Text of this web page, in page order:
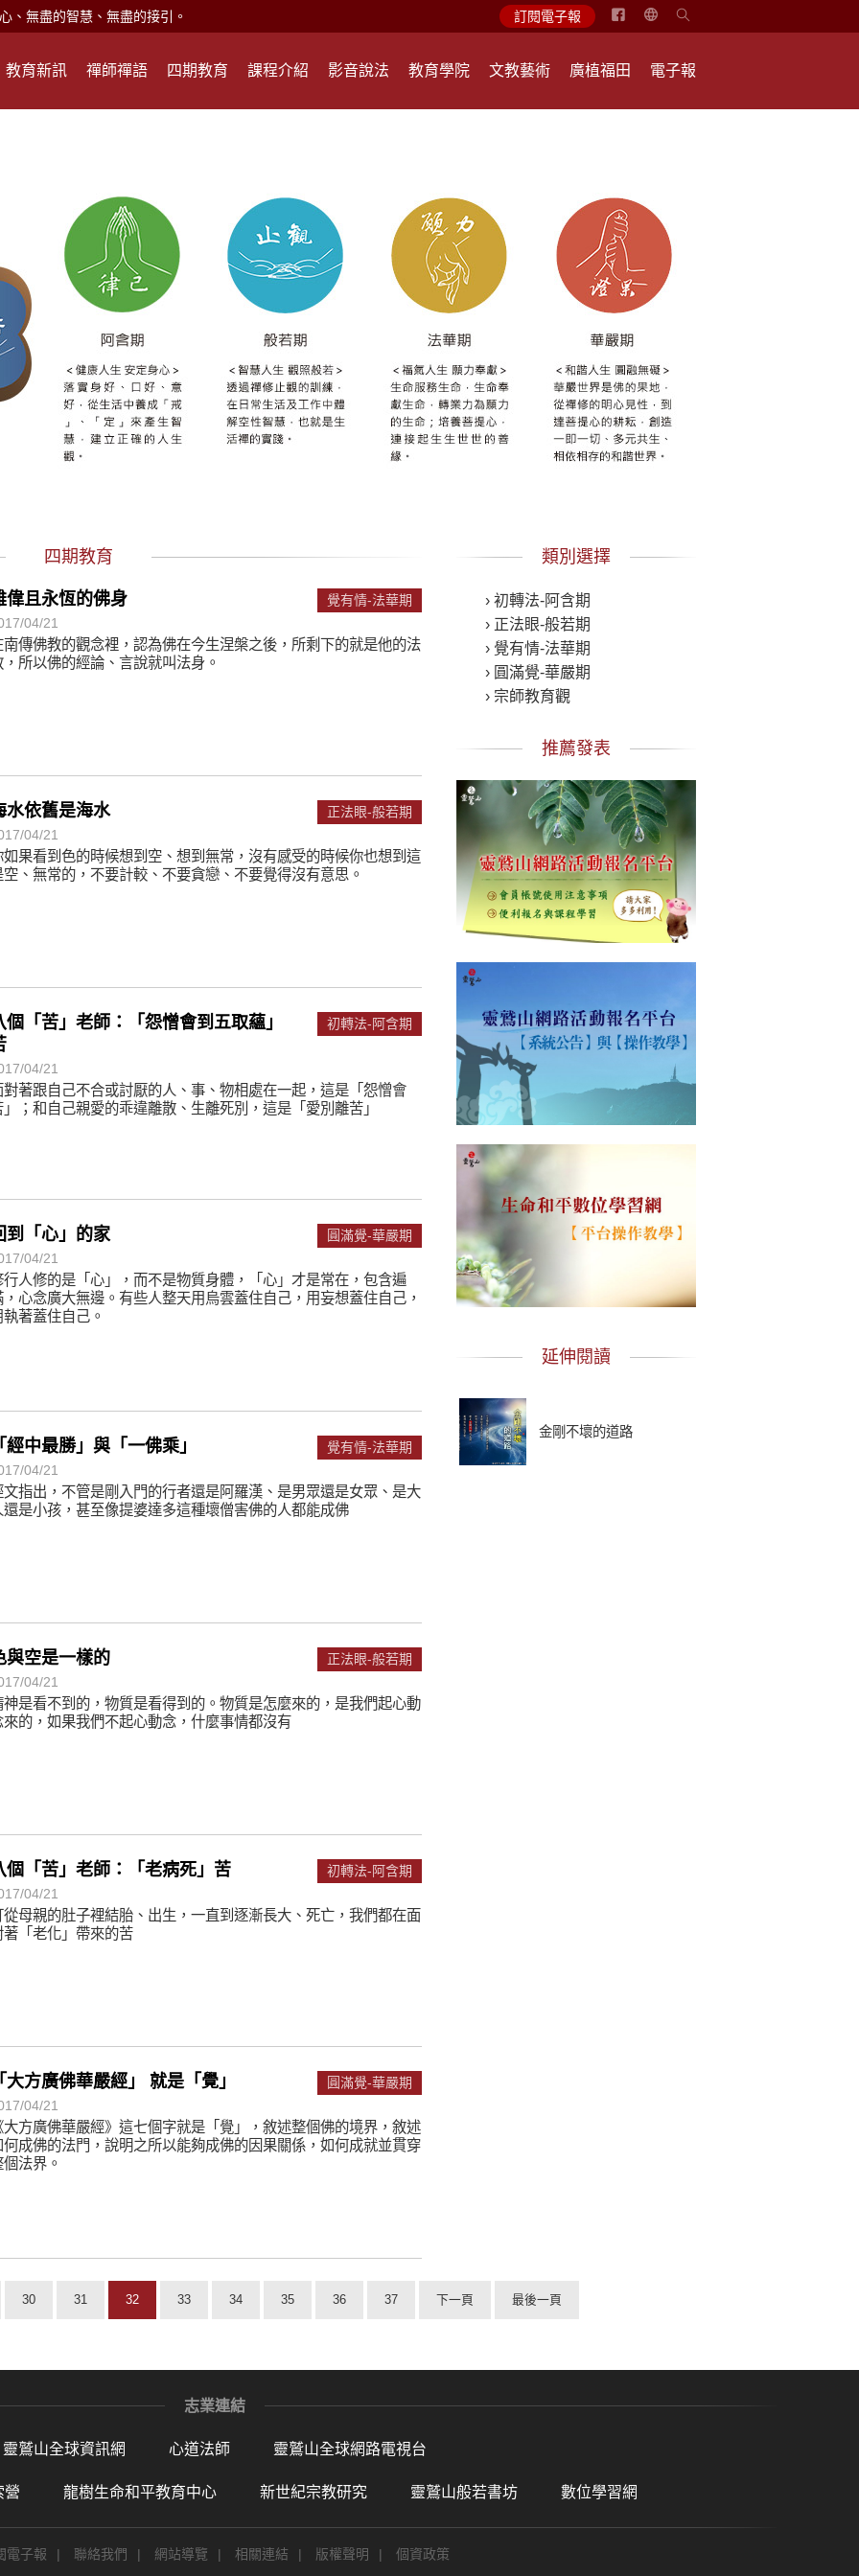
。
在？
，讓生命更寬廣。
、無盡的智慧、無盡的接引。
。
頭就開。
在？
，讓生命更寬廣。
訂閱電子報
简
中
教育新訊 禪師禪語 四期教育 課程介紹 影音說法 教育學院 文教藝術 廣植福田 電子報
四期教育
偉且永恆的佛身
04/21
南傳佛教的觀念裡，認為佛在今生涅槃之後，所剩下的就是他的法
，所以佛的經論、言說就叫法身。
覺有情-法華期
水依舊是海水
04/21
如果看到色的時候想到空、想到無常，沒有感受的時候你也想到這
空、無常的，不要計較、不要貪戀、不要覺得沒有意思。
正法眼-般若期
個「苦」老師：「怨憎會到五取蘊」
04/21
對著跟自己不合或討厭的人、事、物相處在一起，這是「怨憎會
」；和自己親愛的乖違離散、生離死別，這是「愛別離苦」
初轉法-阿含期
到「心」的家
04/21
行人修的是「心」，而不是物質身體，「心」才是常在，包含遍
，心念廣大無邊。有些人整天用烏雲蓋住自己，用妄想蓋住自己，
執著蓋住自己。
圓滿覺-華嚴期
經中最勝」與「一佛乘」
04/21
文指出，不管是剛入門的行者還是阿羅漢、是男眾還是女眾、是大
還是小孩，甚至像提婆達多這種壞僧害佛的人都能成佛
覺有情-法華期
與空是一樣的
04/21
神是看不到的，物質是看得到的。物質是怎麼來的，是我們起心動
來的，如果我們不起心動念，什麼事情都沒有
正法眼-般若期
個「苦」老師：「老病死」苦
04/21
從母親的肚子裡結胎、出生，一直到逐漸長大、死亡，我們都在面
著「老化」帶來的苦
初轉法-阿含期
大方廣佛華嚴經」 就是「覺」
04/21
大方廣佛華嚴經》這七個字就是「覺」，敘述整個佛的境界，敘述
何成佛的法門，說明之所以能夠成佛的因果關係，如何成就並貫穿
個法界。
圓滿覺-華嚴期
類別選擇
› 初轉法-阿含期
› 正法眼-般若期
› 覺有情-法華期
› 圓滿覺-華嚴期
› 宗師教育觀
推薦發表
延伸閱讀
金剛不壞的道路
30 31 32 33 34 35 36 37 下一頁 最後一頁
志業連結
靈鷲山全球資訊網 心道法師 靈鷲山全球網路電視台
營 龍樹生命和平教育中心 新世紀宗教研究 靈鷲山般若書坊 數位學習網
電子報 | 聯絡我們 | 網站導覽 | 相關連結 | 版權聲明 | 個資政策